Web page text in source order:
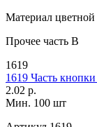
Материал цветной
Прочее часть B
1619
1619 Часть
2.02 р.
Мин. 100 шт